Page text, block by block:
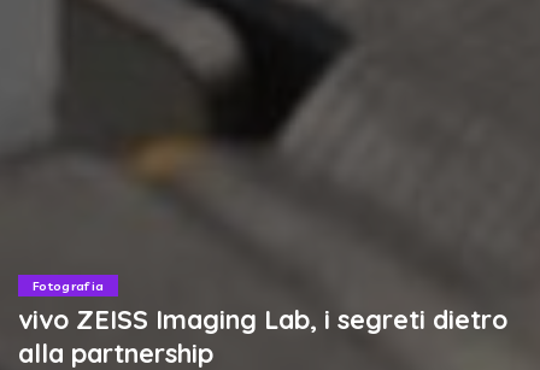
Fotografia
vivo ZEISS Imaging Lab, i segreti dietro
alla partnership